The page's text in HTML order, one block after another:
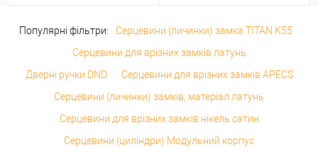
Популярні фільтри:
Серцевини (личинки) замка TITAN K55
Серцевини для врізних замків латунь
Дверні ручки DND
Серцевини для врізних замків APECS
Серцевини (личинки) замків, матеріал латунь
Серцевини для врізних замків нікель сатин
Серцевини (циліндри) Модульний корпус